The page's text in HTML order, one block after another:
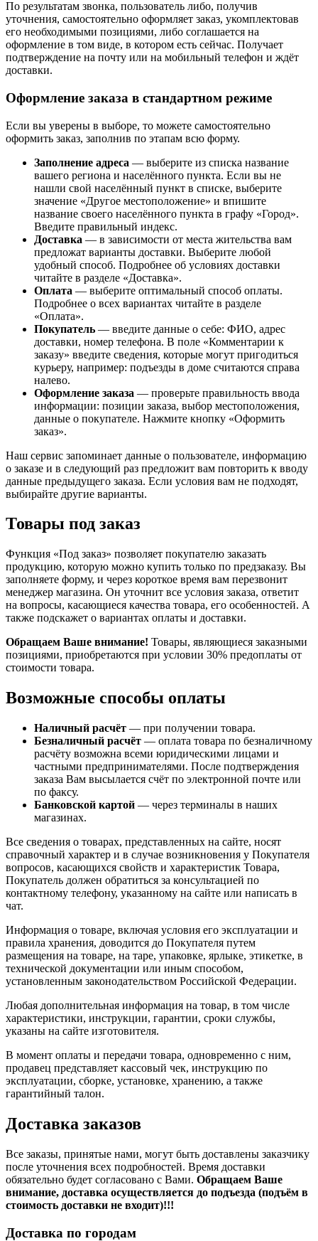
По результатам звонка, пользователь либо, получив
уточнения, самостоятельно оформляет заказ, укомплектовав
его необходимыми позициями, либо соглашается на
оформление в том виде, в котором есть сейчас. Получает
подтверждение на почту или на мобильный телефон и ждёт
доставки.
Оформление заказа в стандартном режиме
Если вы уверены в выборе, то можете самостоятельно
оформить заказ, заполнив по этапам всю форму.
Заполнение адреса — выберите из списка название
вашего региона и населённого пункта. Если вы не
нашли свой населённый пункт в списке, выберите
значение «Другое местоположение» и впишите
название своего населённого пункта в графу «Город».
Введите правильный индекс.
Доставка — в зависимости от места жительства вам
предложат варианты доставки. Выберите любой
удобный способ. Подробнее об условиях доставки
читайте в разделе «Доставка».
Оплата — выберите оптимальный способ оплаты.
Подробнее о всех вариантах читайте в разделе
«Оплата».
Покупатель — введите данные о себе: ФИО, адрес
доставки, номер телефона. В поле «Комментарии к
заказу» введите сведения, которые могут пригодиться
курьеру, например: подъезды в доме считаются справа
налево.
Оформление заказа — проверьте правильность ввода
информации: позиции заказа, выбор местоположения,
данные о покупателе. Нажмите кнопку «Оформить
заказ».
Наш сервис запоминает данные о пользователе, информацию
о заказе и в следующий раз предложит вам повторить к вводу
данные предыдущего заказа. Если условия вам не подходят,
выбирайте другие варианты.
Товары под заказ
Функция «Под заказ» позволяет покупателю заказать
продукцию, которую можно купить только по предзаказу. Вы
заполняете форму, и через короткое время вам перезвонит
менеджер магазина. Он уточнит все условия заказа, ответит
на вопросы, касающиеся качества товара, его особенностей. А
также подскажет о вариантах оплаты и доставки.
Обращаем Ваше внимание! Товары, являющиеся заказными
позициями, приобретаются при условии 30% предоплаты от
стоимости товара.
Возможные способы оплаты
Наличный расчёт — при получении товара.
Безналичный расчёт — оплата товара по безналичному
расчёту возможна всеми юридическими лицами и
частными предпринимателями. После подтверждения
заказа Вам высылается счёт по электронной почте или
по факсу.
Банковской картой — через терминалы в наших
магазинах.
Все сведения о товарах, представленных на сайте, носят
справочный характер и в случае возникновения у Покупателя
вопросов, касающихся свойств и характеристик Товара,
Покупатель должен обратиться за консультацией по
контактному телефону, указанному на сайте или написать в
чат.
Информация о товаре, включая условия его эксплуатации и
правила хранения, доводится до Покупателя путем
размещения на товаре, на таре, упаковке, ярлыке, этикетке, в
технической документации или иным способом,
установленным законодательством Российской Федерации.
Любая дополнительная информация на товар, в том числе
характеристики, инструкции, гарантии, сроки службы,
указаны на сайте изготовителя.
В момент оплаты и передачи товара, одновременно с ним,
продавец представляет кассовый чек, инструкцию по
эксплуатации, сборке, установке, хранению, а также
гарантийный талон.
Доставка заказов
Все заказы, принятые нами, могут быть доставлены заказчику
после уточнения всех подробностей. Время доставки
обязательно будет согласовано с Вами. Обращаем Ваше
внимание, доставка осуществляется до подъезда (подъём в
стоимость доставки не входит)!!!
Доставка по городам